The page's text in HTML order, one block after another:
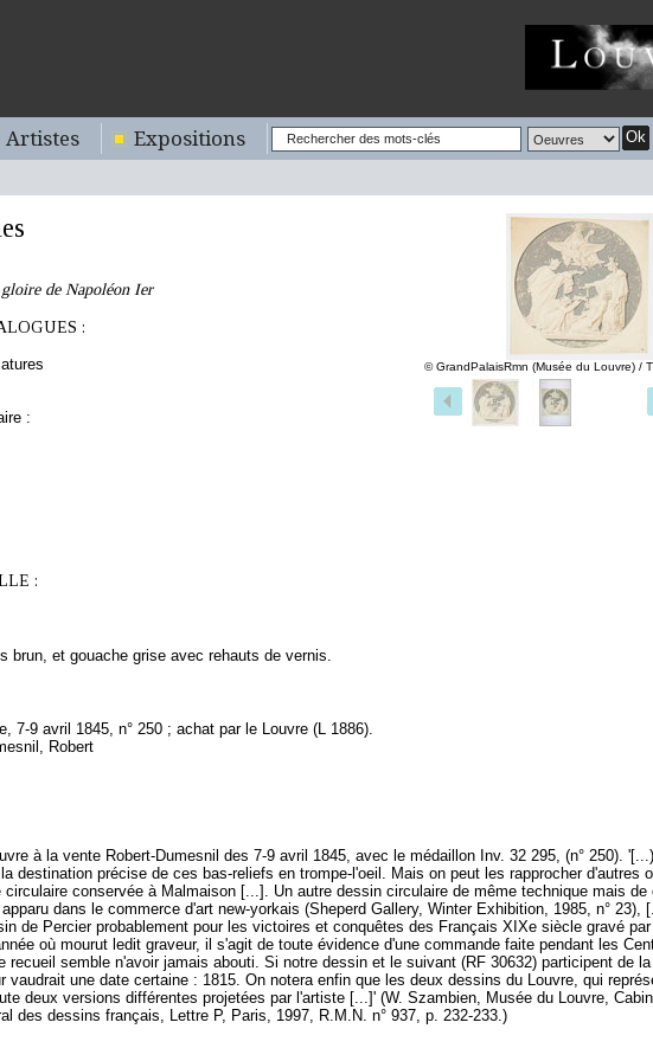
Artistes Expositions Ok
© GrandPalaisRmn (Musée du Louvre) /
de Napoléon Ier
:
:
:
brun, et gouache grise avec rehauts de vernis.
7-9 avril 1845, n° 250 ; achat par le Louvre (L 1886).
Robert
à la vente Robert-Dumesnil des 7-9 avril 1845, avec le médaillon Inv. 32 295, (n° 250).
destination précise de ces bas-reliefs en trompe-l'oeil. Mais on peut les rapprocher d'autres
circulaire conservée à Malmaison [...]. Un autre dessin circulaire de même technique mais de
dans le commerce d'art new-yorkais (Sheperd Gallery, Winter Exhibition, 1985, n° 23),
de Percier probablement pour les victoires et conquêtes des Français XIXe siècle gravé
où mourut ledit graveur, il s'agit de toute évidence d'une commande faite pendant les
recueil semble n'avoir jamais abouti. Si notre dessin et le suivant (RF 30632) participent de
vaudrait une date certaine : 1815. On notera enfin que les deux dessins du Louvre, qui
deux versions différentes projetées par l'artiste [...]' (W. Szambien, Musée du Louvre,
des dessins français, Lettre P, Paris, 1997, R.M.N. n° 937, p. 232-233.)